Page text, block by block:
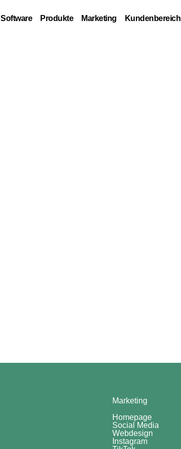
Software Produkte Marketing Kundenbereich
Marketing
Homepage
Social Media
Webdesign
Instagram